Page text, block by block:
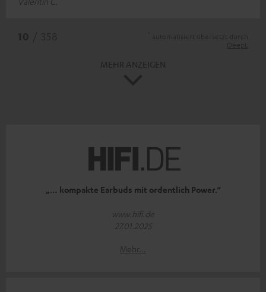
„… kompakte Earbuds mit ordentlich Power.“
www.hifi.de
27.01.2025
Mehr...